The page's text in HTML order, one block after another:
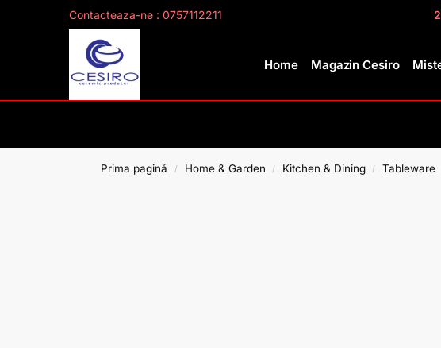
Contacteaza-ne : 0757112211
Home Magazin Cesiro
Search
Prima pagină / Home & Garden / Kitchen & Dining / Tableware